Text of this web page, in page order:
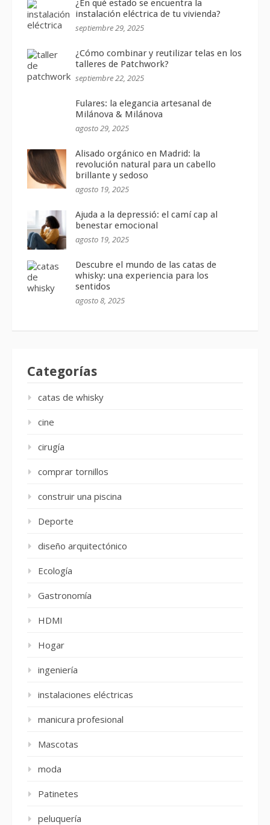
¿En qué estado se encuentra la
instalación eléctrica de tu vivienda?
septiembre 29, 2025
¿Cómo combinar y reutilizar telas en los
talleres de Patchwork?
septiembre 22, 2025
Fulares: la elegancia artesanal de
Milánova & Milánova
agosto 29, 2025
Alisado orgánico en Madrid: la
revolución natural para un cabello
brillante y sedoso
agosto 19, 2025
Ajuda a la depressió: el camí cap al
benestar emocional
agosto 19, 2025
Descubre el mundo de las catas de
whisky: una experiencia para los
sentidos
agosto 8, 2025
Categorías
catas de whisky
cine
cirugía
comprar tornillos
construir una piscina
Deporte
diseño arquitectónico
Ecología
Gastronomía
HDMI
Hogar
ingeniería
instalaciones eléctricas
manicura profesional
Mascotas
moda
Patinetes
peluquería